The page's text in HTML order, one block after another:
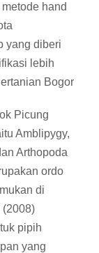
hand
yang diberi
lebih
Bogor
Picung
Amblipygy,
Arthopoda
ordo
di
(2008)
pipih
yang